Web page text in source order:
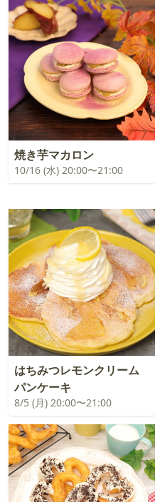
焼き芋マカロン
10/16 (水) 20:00〜21:00
はちみつレモンクリーム
パンケーキ
8/5 (月) 20:00〜21:00